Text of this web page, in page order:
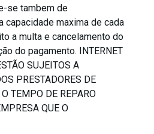
se tambem de
capacidade maxima de cada
a multa e cancelamento do
do pagamento. INTERNET
SUJEITOS A
PRESTADORES DE
TEMPO DE REPARO
QUE O